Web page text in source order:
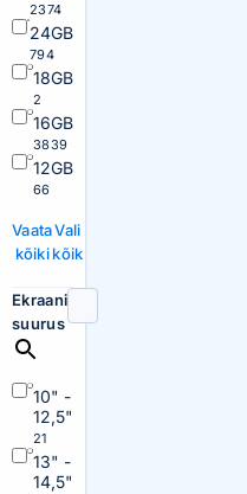
2374
24GB
794
18GB
2
16GB
3839
12GB
66
Vaata
kõiki
Vali
kõik
Ekraani
suurus
10" -
12,5"
21
13" -
14,5"